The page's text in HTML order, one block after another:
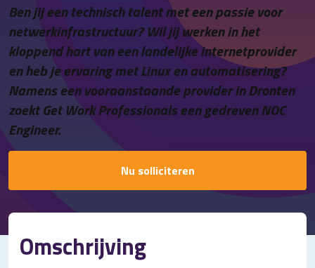
Contact
Ben jij een technisch talent met een passie voor
netwerkinfrastructuur? Wil jij werken in het
kloppend hart van een landelijke internetprovider
en heb je ervaring met Linux en automatisering?
Namens een vooraanstaande provider in Dronten
zoekt Get Work Professionals een gedreven NOC
Engineer.
Nu solliciteren
Omschrijving